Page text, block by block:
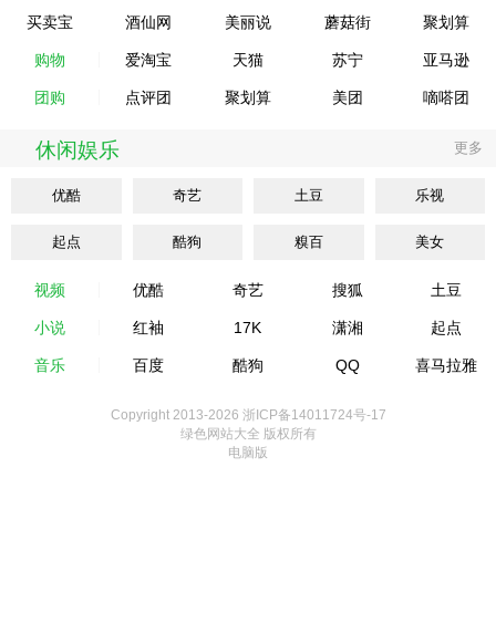
买卖宝 酒仙网 美丽说 蘑菇街 聚划算
购物 爱淘宝 天猫 苏宁 亚马逊
团购 点评团 聚划算 美团 嘀嗒团
休闲娱乐 更多
优酷 奇艺 土豆 乐视
起点 酷狗 糗百 美女
视频 优酷 奇艺 搜狐 土豆
小说 红袖 17K 潇湘 起点
音乐 百度 酷狗 QQ 喜马拉雅
Copyright 2013-2026 浙ICP备14011724号-17
绿色网站大全 版权所有
电脑版